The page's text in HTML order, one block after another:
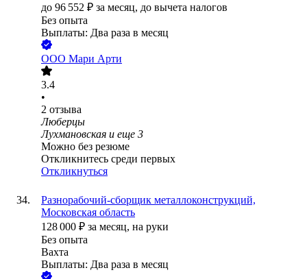
до 96 552 ₽ за месяц, до вычета налогов
Без опыта
Выплаты: Два раза в месяц
ООО Мари Арти
3.4
•
2 отзыва
Люберцы
Лухмановская и еще 3
Можно без резюме
Откликнитесь среди первых
Откликнуться
Разнорабочий-сборщик металлоконструкций,
Московская область
128 000 ₽ за месяц, на руки
Без опыта
Вахта
Выплаты: Два раза в месяц